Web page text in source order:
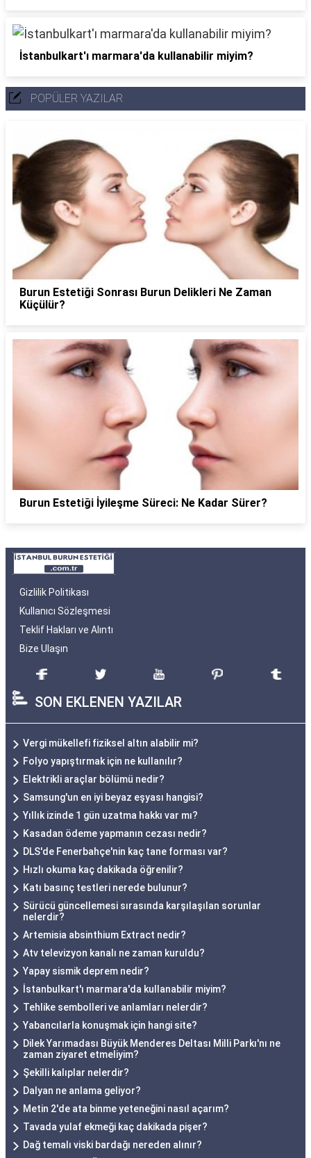
İstanbulkart'ı marmara'da kullanabilir miyim?
POPÜLER YAZILAR
Burun Estetiği Sonrası Burun Delikleri Ne Zaman
Küçülür?
Burun Estetiği İyileşme Süreci: Ne Kadar Sürer?
Gizlilik Politikası
Kullanıcı Sözleşmesi
Teklif Hakları ve Alıntı
Bize Ulaşın
SON EKLENEN YAZILAR
Vergi mükellefi fiziksel altın alabilir mi?
Folyo yapıştırmak için ne kullanılır?
Elektrikli araçlar bölümü nedir?
Samsung'un en iyi beyaz eşyası hangisi?
Yıllık izinde 1 gün uzatma hakkı var mı?
Kasadan ödeme yapmanın cezası nedir?
DLS'de Fenerbahçe'nin kaç tane forması var?
Hızlı okuma kaç dakikada öğrenilir?
Katı basınç testleri nerede bulunur?
Sürücü güncellemesi sırasında karşılaşılan sorunlar
nelerdir?
Artemisia absinthium Extract nedir?
Atv televizyon kanalı ne zaman kuruldu?
Yapay sismik deprem nedir?
İstanbulkart'ı marmara'da kullanabilir miyim?
Tehlike sembolleri ve anlamları nelerdir?
Yabancılarla konuşmak için hangi site?
Dilek Yarımadası Büyük Menderes Deltası Milli Parkı'nı ne
zaman ziyaret etmeliyim?
Şekilli kalıplar nelerdir?
Dalyan ne anlama geliyor?
Metin 2'de ata binme yeteneğini nasıl açarım?
Tavada yulaf ekmeği kaç dakikada pişer?
Dağ temalı viski bardağı nereden alınır?